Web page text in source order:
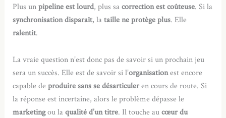
Plus unpipeline est lourd, plus sacorrection est coûteuse. Si la
synchronisation disparaît, lataille ne protège plus. Elle
ralentit.
La vraie question n’est donc pas de savoir si un prochain jeu
sera un succès. Elle est de savoir si l’organisationest encore
capable deproduire sans se désarticuleren cours de route. Si
la réponse est incertaine, alors le problème dépasse le
marketingou laqualité d’un titre. Il touche aucœur du